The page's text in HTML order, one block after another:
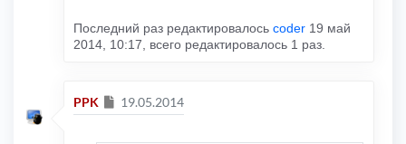
Последний раз редактировалось coder 19 май
2014, 10:17, всего редактировалось 1 раз.
PPK Сообщение
19.05.2014